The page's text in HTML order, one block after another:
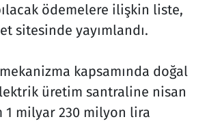
ödemelere ilişkin liste,
sitesinde yayımlandı.
kapsamında doğal
üretim santraline nisan
1 milyar 230 milyon lira